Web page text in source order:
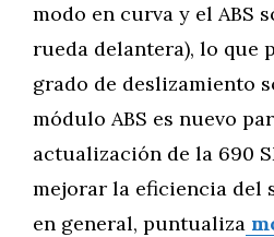
modo en curva y el ABS
rueda delantera), lo que
grado de deslizamiento
módulo ABS es nuevo
actualización de la 690
mejorar la eficiencia del
en general, puntualiza